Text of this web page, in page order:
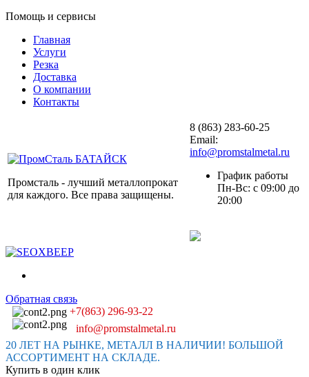
Помощь и сервисы
Главная
Услуги
Резка
Доставка
О компании
Контакты
Промсталь - лучший металлопрокат
для каждого. Все права защищены.
8 (863) 283-60-25
Email:
info@promstalmetal.ru
График работы
Пн-Вс: с 09:00 до
20:00
Обратная связь
+7(863) 296-93-22
info@promstalmetal.ru
20 ЛЕТ НА РЫНКЕ, МЕТАЛЛ В НАЛИЧИИ! БОЛЬШОЙ
АССОРТИМЕНТ НА СКЛАДЕ.
Купить в один клик